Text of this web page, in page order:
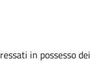
in possesso dei